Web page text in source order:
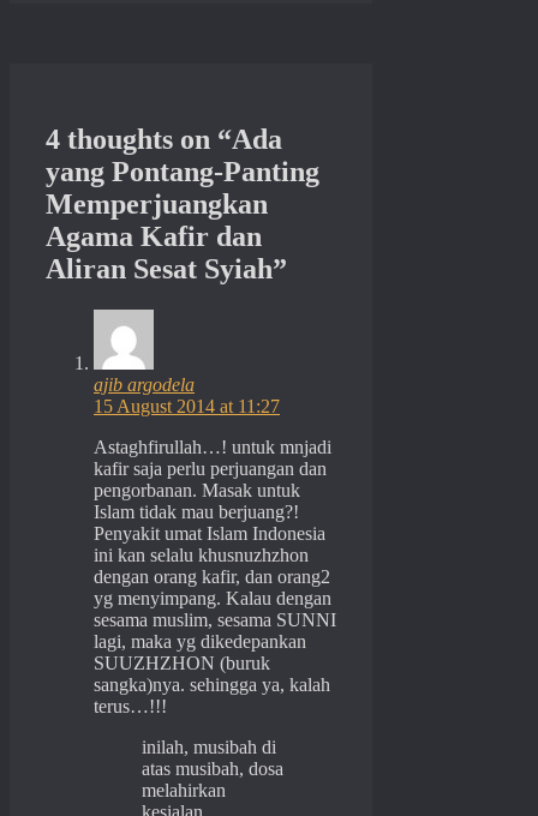
4 thoughts on “Ada
yang Pontang-Panting
Memperjuangkan
Agama Kafir dan
Aliran Sesat Syiah”
ajib argodela
15 August 2014 at 11:27
Astaghfirullah…! untuk mnjadi
kafir saja perlu perjuangan dan
pengorbanan. Masak untuk
Islam tidak mau berjuang?!
Penyakit umat Islam Indonesia
ini kan selalu khusnuzhzhon
dengan orang kafir, dan orang2
yg menyimpang. Kalau dengan
sesama muslim, sesama SUNNI
lagi, maka yg dikedepankan
SUUZHZHON (buruk
sangka)nya. sehingga ya, kalah
terus…!!!
inilah, musibah di
atas musibah, dosa
melahirkan
kesialan.